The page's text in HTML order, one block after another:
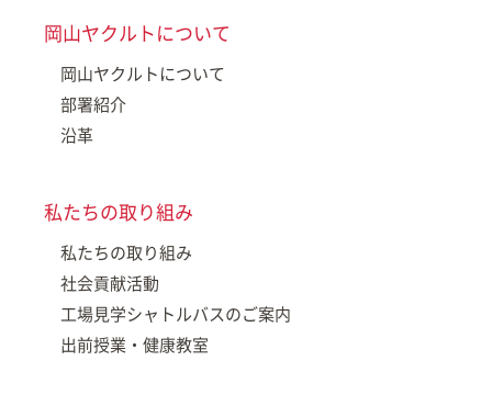
岡山ヤクルトについて
岡山ヤクルトについて
部署紹介
沿革
私たちの取り組み
私たちの取り組み
社会貢献活動
工場見学シャトルバスのご案内
出前授業・健康教室